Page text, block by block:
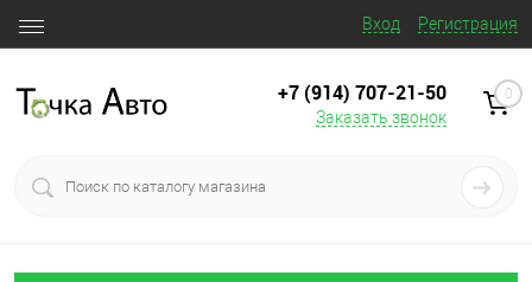
Вход Регистрация
+7 (914) 707‒21‒50
Заказать звонок
0